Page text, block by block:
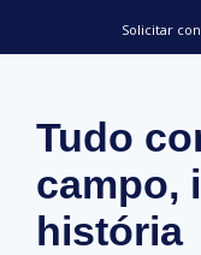
Solicitar
Tudo
campo,
história